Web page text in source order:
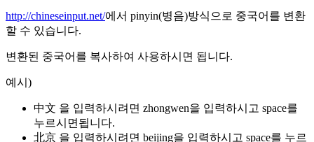
http://chineseinput.net/에서 pinyin(병음)방식으로 중국어를 변환
할 수 있습니다.
변환된 중국어를 복사하여 사용하시면 됩니다.
예시)
中文 을 입력하시려면 zhongwen을 입력하시고 space를
누르시면됩니다.
北京 을 입력하시려면 beijing을 입력하시고 space를 누르